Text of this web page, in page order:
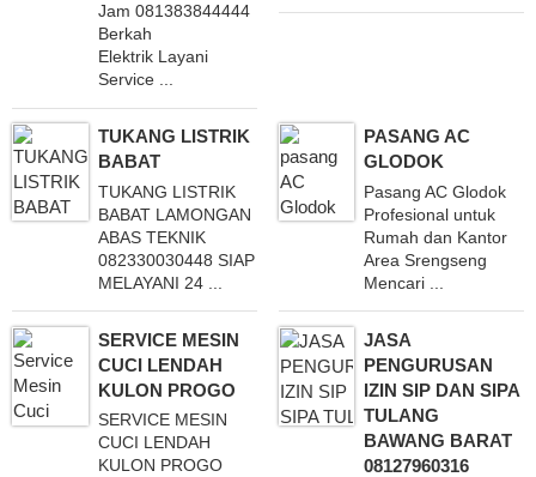
Jam 081383844444
Berkah
Elektrik Layani
Service ...
TUKANG LISTRIK
BABAT
TUKANG LISTRIK
BABAT LAMONGAN
ABAS TEKNIK
082330030448 SIAP
MELAYANI 24 ...
PASANG AC
GLODOK
Pasang AC Glodok
Profesional untuk
Rumah dan Kantor
Area Srengseng
Mencari ...
SERVICE MESIN
CUCI LENDAH
KULON PROGO
SERVICE MESIN
CUCI LENDAH
KULON PROGO
JASA
PENGURUSAN
IZIN SIP DAN SIPA
TULANG
BAWANG BARAT
08127960316